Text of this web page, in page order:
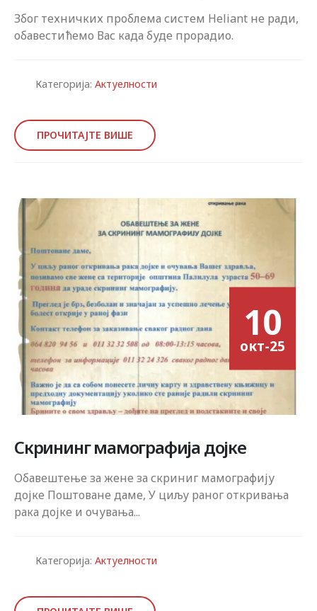
Због техничких проблема систем Heliant не ради,
обавестићемо Вас када буде прорадио.
Категорија: Актуелности
ПРОЧИТАЈТЕ ВИШЕ
10
окт-25
Скрининг мамографија дојке
Обавештење за жене за скриниг мамографију
дојке Поштоване даме, У циљу раног откривања
рака дојке и очувања...
Категорија: Актуелности